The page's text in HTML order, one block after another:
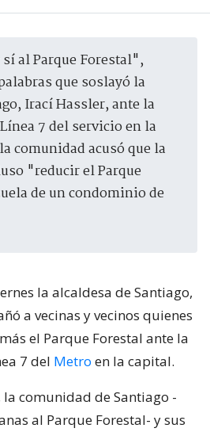
que soslayó la
Irací Hassler, ante la
7 del servicio en la
comunidad acusó que la
"reducir el Parque
de un condominio de
la alcaldesa de Santiago,
a vecinas y vecinos quienes
el Parque Forestal ante la
7 del Metro en la capital.
comunidad de Santiago -
al Parque Forestal- y sus